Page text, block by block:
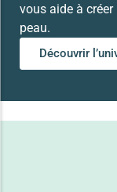
vous aide à
peau.
Découvrir